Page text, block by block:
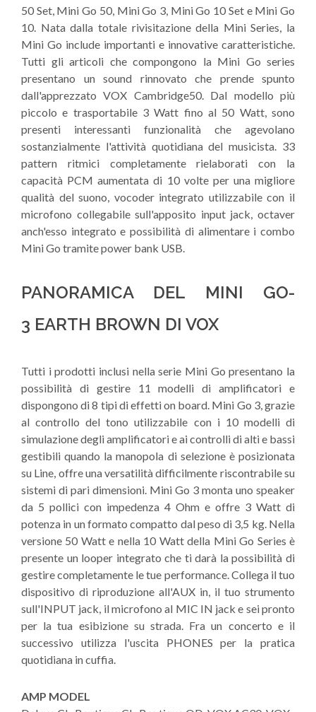
50 Set, Mini Go 50, Mini Go 3, Mini Go 10 Set e Mini Go
10. Nata dalla totale rivisitazione della Mini Series, la
Mini Go include importanti e innovative caratteristiche.
Tutti gli articoli che compongono la Mini Go series
presentano un sound rinnovato che prende spunto
dall'apprezzato VOX Cambridge50. Dal modello più
piccolo e trasportabile 3 Watt fino al 50 Watt, sono
presenti interessanti funzionalità che agevolano
sostanzialmente l'attività quotidiana del musicista. 33
pattern ritmici completamente rielaborati con la
capacità PCM aumentata di 10 volte per una migliore
qualità del suono, vocoder integrato utilizzabile con il
microfono collegabile sull'apposito input jack, octaver
anch'esso integrato e possibilità di alimentare i combo
Mini Go tramite power bank USB.
PANORAMICA DEL MINI GO-
3 EARTH BROWN DI VOX
Tutti i prodotti inclusi nella serie Mini Go presentano la
possibilità di gestire 11 modelli di amplificatori e
dispongono di 8 tipi di effetti on board. Mini Go 3, grazie
al controllo del tono utilizzabile con i 10 modelli di
simulazione degli amplificatori e ai controlli di alti e bassi
gestibili quando la manopola di selezione è posizionata
su Line, offre una versatilità difficilmente riscontrabile su
sistemi di pari dimensioni. Mini Go 3 monta uno speaker
da 5 pollici con impedenza 4 Ohm e offre 3 Watt di
potenza in un formato compatto dal peso di 3,5 kg. Nella
versione 50 Watt e nella 10 Watt della Mini Go Series è
presente un looper integrato che ti darà la possibilità di
gestire completamente le tue performance. Collega il tuo
dispositivo di riproduzione all'AUX in, il tuo strumento
sull'INPUT jack, il microfono al MIC IN jack e sei pronto
per la tua esibizione su strada. Fra un concerto e il
successivo utilizza l'uscita PHONES per la pratica
quotidiana in cuffia.
AMP MODEL